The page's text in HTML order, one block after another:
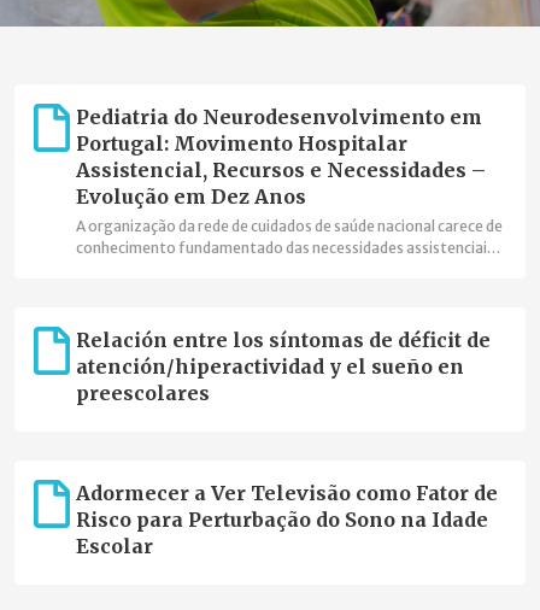
Pediatria do Neurodesenvolvimento em
Portugal: Movimento Hospitalar
Assistencial, Recursos e Necessidades –
Evolução em Dez Anos
A organização da rede de cuidados de saúde nacional carece de
conhecimento fundamentado das necessidades assistenciais
Relación entre los síntomas de déficit de
atención/hiperactividad y el sueño en
preescolares
Adormecer a Ver Televisão como Fator de
Risco para Perturbação do Sono na Idade
Escolar